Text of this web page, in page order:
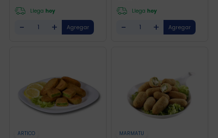
Llega hoy
- +
Llega hoy
- +
ARTICO MARMATU